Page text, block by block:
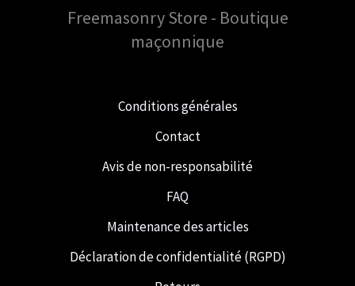
Freemasonry Store - Boutique
maçonnique
Conditions générales
Contact
Avis de non-responsabilité
FAQ
Maintenance des articles
Déclaration de confidentialité (RGPD)